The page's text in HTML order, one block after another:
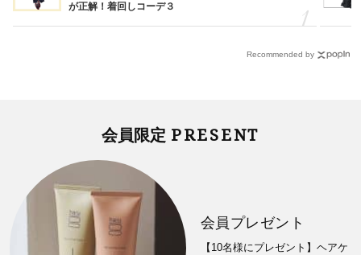
が正解！着回しコーデ３
Recommended by
会員限定 PRESENT
会員プレゼント
【10名様にプレゼント】ヘアケ